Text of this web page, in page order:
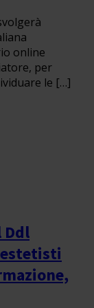
online
per
le […]
Ddl